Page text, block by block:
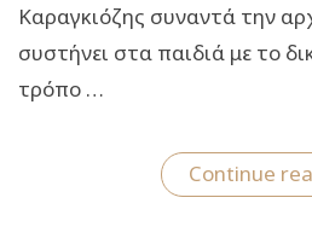
Καραγκιόζης συναντά την
συστήνει στα παιδιά με το
τρόπο …
Continue